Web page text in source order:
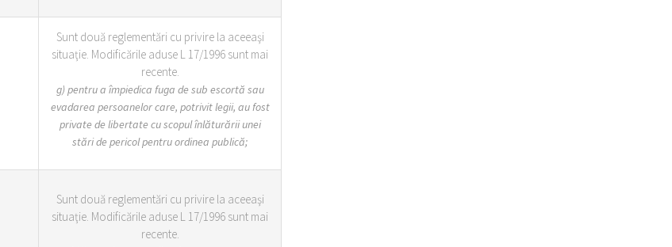
Sunt două reglementări cu privire la aceeaşi
situaţie. Modificările aduse L 17/1996 sunt mai
recente.
g) pentru a împiedica fuga de sub escortă sau
evadarea persoanelor care, potrivit legii, au fost
private de libertate cu scopul înlăturării unei
stări de pericol pentru ordinea publică;
Sunt două reglementări cu privire la aceeaşi
situaţie. Modificările aduse L 17/1996 sunt mai
recente.